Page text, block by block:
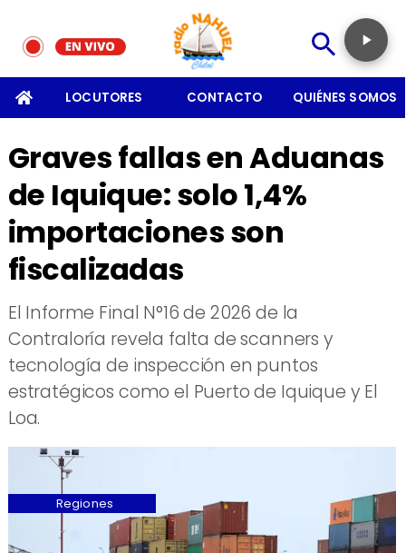
LOCUTORES CONTACTO QUIÉNES SOMOS
Graves fallas en Aduanas
de Iquique: solo 1,4%
importaciones son
fiscalizadas
El Informe Final N°16 de 2026 de la
Contraloría revela falta de scanners y
tecnología de inspección en puntos
estratégicos como el Puerto de Iquique y El
Loa.
Regiones